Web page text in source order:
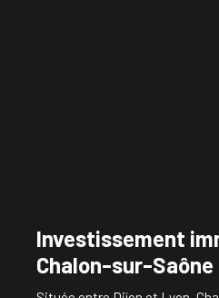
Investissement
Chalon-sur-Saône